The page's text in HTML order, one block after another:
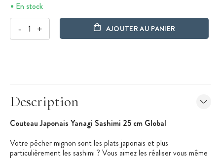
En stock
- + AJOUTER AU PANIER
Description
Couteau Japonais Yanagi Sashimi 25 cm Global
Votre pêcher mignon sont les plats japonais et plus
particulièrement les sashimi ? Vous aimez les réaliser vous même